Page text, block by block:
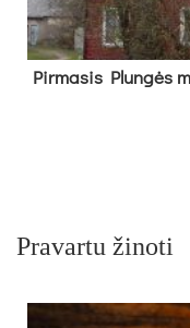
Pir­ma­sis Plun­gės
Pravartu žinoti